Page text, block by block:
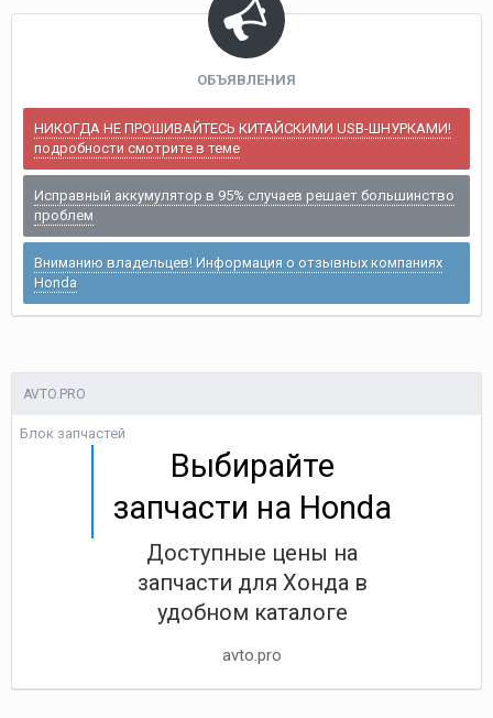
ОБЪЯВЛЕНИЯ
НИКОГДА НЕ ПРОШИВАЙТЕСЬ КИТАЙСКИМИ USB-ШНУРКАМИ!
подробности смотрите в теме
Исправный аккумулятор в 95% случаев решает большинство
проблем
Вниманию владельцев! Информация о отзывных компаниях
Honda
AVTO.PRO
Блок запчастей
Выбирайте
запчасти на Honda
Доступные цены на
запчасти для Хонда в
удобном каталоге
avto.pro